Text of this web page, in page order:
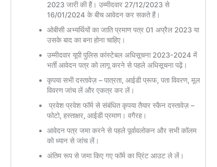
2023 जारी की हैं। उम्मीदवार 27/12/2023 से
16/01/2024 के बीच आवेदन कर सकते हैं।
ओबीसी अभ्यर्थियों का जाति प्रमाण पत्र 01 अप्रैल 2023 या
उसके बाद का बना होना चाहिए।
उम्मीदवार यूपी पुलिस कांस्टेबल अधिसूचना 2023-2024 में
भर्ती आवेदन पत्र को लागू करने से पहले अधिसूचना पढ़ें।
कृपया सभी दस्तावेज़ – पात्रता, आईडी प्रूफ, पता विवरण, मूल
विवरण जांच लें और एकत्र कर लें।
प्रवेश प्रवेश फॉर्म से संबंधित कृपया तैयार स्कैन दस्तावेज़ –
फोटो, हस्ताक्षर, आईडी प्रमाण। वगैरह।
आवेदन पत्र जमा करने से पहले पूर्वावलोकन और सभी कॉलम
को ध्यान से जांच लें।
अंतिम रूप से जमा किए गए फॉर्म का प्रिंट आउट ले लें।